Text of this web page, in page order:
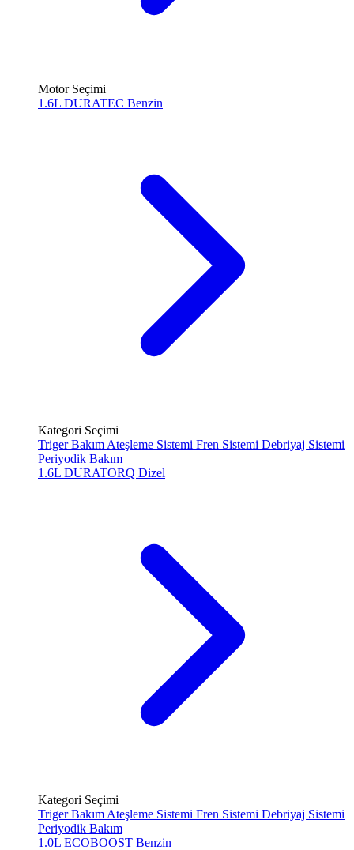
Motor Seçimi
1.6L DURATEC Benzin
Kategori Seçimi
Triger Bakım Ateşleme Sistemi Fren Sistemi Debriyaj Sistemi
Periyodik Bakım
1.6L DURATORQ Dizel
Kategori Seçimi
Triger Bakım Ateşleme Sistemi Fren Sistemi Debriyaj Sistemi
Periyodik Bakım
1.0L ECOBOOST Benzin